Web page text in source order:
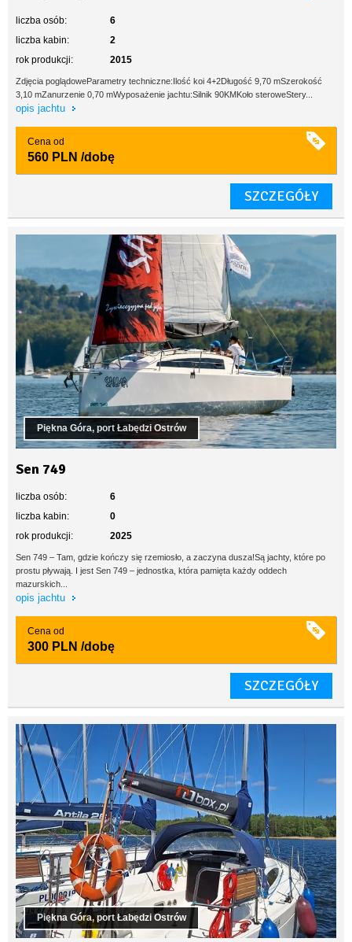
liczba osób:
6
liczba kabin:
2
rok produkcji:
2015
Zdjęcia poglądoweParametry techniczne:Ilość koi 4+2Długość 9,70 mSzerokość
3,10 mZanurzenie 0,70 mWyposażenie jachtu:Silnik 90KMKoło steroweStery...
opis jachtu
Cena od
560 PLN /dobę
SZCZEGÓŁY
Piękna Góra, port Łabędzi Ostrów
Sen 749
liczba osób:
6
liczba kabin:
0
rok produkcji:
2025
Sen 749 – Tam, gdzie kończy się rzemiosło, a zaczyna dusza!Są jachty, które po
prostu pływają. I jest Sen 749 – jednostka, która pamięta każdy oddech
mazurskich...
opis jachtu
Cena od
300 PLN /dobę
SZCZEGÓŁY
Piękna Góra, port Łabędzi Ostrów